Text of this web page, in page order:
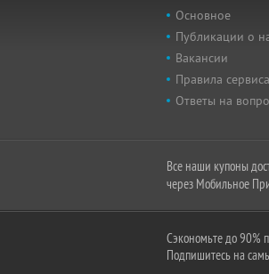
Основное
Публикации о
Вакансии
Правила сервиса
Ответы на
Все наши купоны
через Мобильное
Сэкономьте до 90%
Подпишитесь на